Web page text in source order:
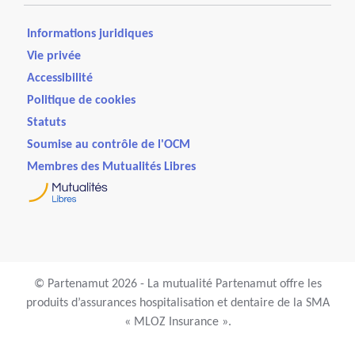
Informations juridiques
Vie privée
Accessibilité
Politique de cookies
Statuts
Soumise au contrôle de l'OCM
Membres des Mutualités Libres
© Partenamut 2026 - La mutualité Partenamut offre les
produits d’assurances hospitalisation et dentaire de la SMA
« MLOZ Insurance ».